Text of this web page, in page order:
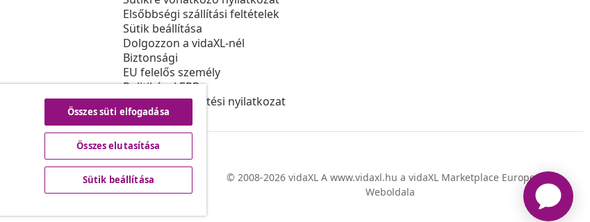
Elsőbbségi szállítási feltételek
Sütik beállítása
Dolgozzon a vidaXL-nél
Biztonsági
EU felelős személy
Politikával EPR
Akadálymentesítési nyilatkozat
© 2008-2026 vidaXL A www.vidaxl.hu a vidaXL Marketplace Europe B.V.
Weboldala
Összes süti elfogadása
Összes elutasítása
Sütik beállítása